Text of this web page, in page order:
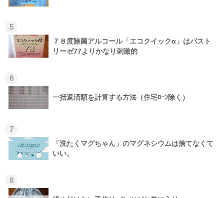
5
７８度除菌アルコール「エコクイックα」はパスト
リーゼ77よりかなり刺激的
6
一括返済額を計算する方法（住宅ﾛｰﾝ除く）
7
「洗たくマグちゃん」のマグネシウムは捨てなくて
いい。
8